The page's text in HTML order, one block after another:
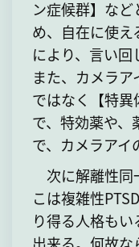
ン症候群】な
め、自在に使
により、言い回
また、カメラ
ではなく【特
で、特効薬や、
で、カメラアイ
次に解離性同
こは複雑性
り得る人格も